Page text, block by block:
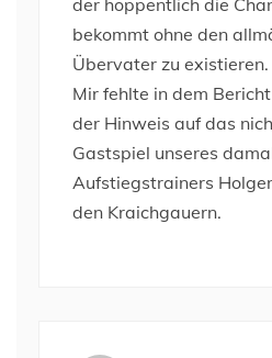
der hoppentlich die
bekommt ohne den
Übervater zu existieren.
Mir fehlte in dem
der Hinweis auf das
Gastspiel unseres
Aufstiegstrainers
den Kraichgauern.